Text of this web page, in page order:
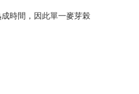
時間，因此單一麥芽榖